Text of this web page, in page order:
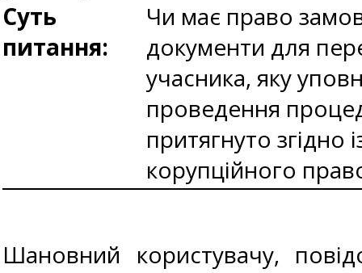
Суть
питання:
Чи має право
документи для
учасника, яку
проведення
притягнуто згідно
корупційного
Шановний користувачу,